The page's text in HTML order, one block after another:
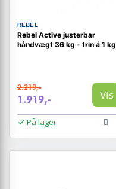
REBEL
Rebel Active justerbar
håndvægt 36 kg - trin á 1 kg
2.219,-
1.919,- Vis
På lager